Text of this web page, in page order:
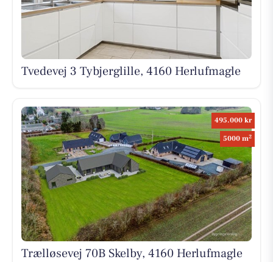
Tvedevej 3 Tybjerglille, 4160 Herlufmagle
495.000 kr
5000 m2
Trælløsevej 70B Skelby, 4160 Herlufmagle